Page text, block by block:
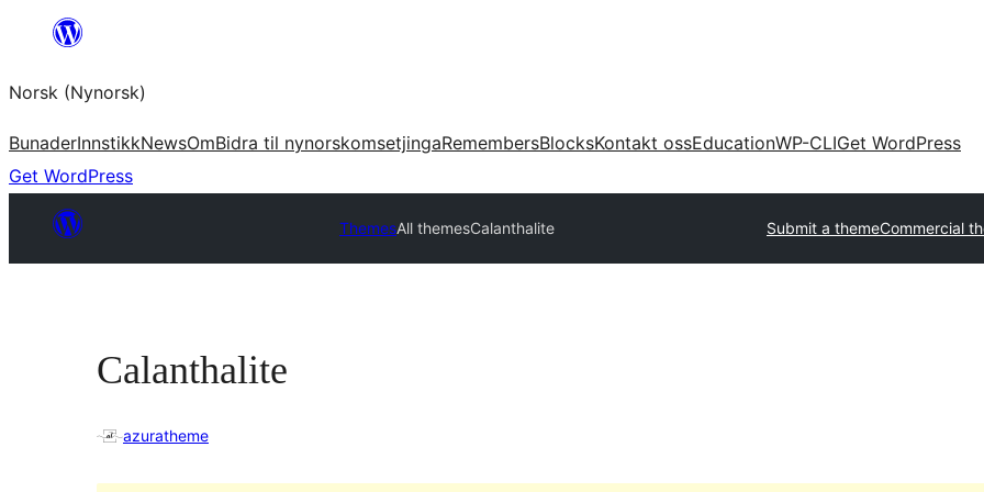
content
Norsk (Nynorsk)
BunaderInnstikkNewsOmBidra til nynorskomsetjingaRemembersBlocksKontakt ossEducationWP-CLIGet WordPress
Get WordPress
ThemesAll themesCalanthalite Submit a themeCommercial
Calanthalite
azuratheme